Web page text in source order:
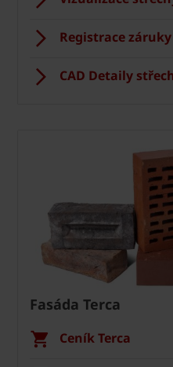
Registrace
CAD Detaily
Fasáda Terca
Ceník Terca